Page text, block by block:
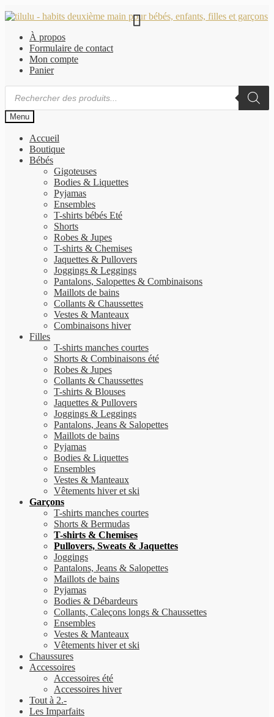
Aller
navigation
Aller
contenuÀ propos
Formulaire de contact
Mon compte
Panier
Recherche
produits
Menu
Accueil
Boutique
Bébés
Gigoteuses
Bodies & Liquettes
Pyjamas
Ensembles
T-shirts bébés Eté
Shorts
Robes & Jupes
T-shirts & Chemises
Jaquettes & Pullovers
Joggings & Leggings
Pantalons, Salopettes & Combinaisons
Maillots de bains
Collants & Chaussettes
Vestes & Manteaux
Combinaisons hiver
Filles
T-shirts manches courtes
Shorts & Combinaisons été
Robes & Jupes
Collants & Chaussettes
T-shirts & Blouses
Jaquettes & Pullovers
Joggings & Leggings
Pantalons, Jeans & Salopettes
Maillots de bains
Pyjamas
Bodies & Liquettes
Ensembles
Vestes & Manteaux
Vêtements hiver et ski
Garçons
T-shirts manches courtes
Shorts & Bermudas
T-shirts & Chemises
Pullovers, Sweats & Jaquettes
Joggings
Pantalons, Jeans & Salopettes
Maillots de bains
Pyjamas
Bodies & Débardeurs
Collants, Caleçons longs & Chaussettes
Ensembles
Vestes & Manteaux
Vêtements hiver et ski
Chaussures
Accessoires
Accessoires été
Accessoires hiver
Tout à 2.-
Les Imparfaits